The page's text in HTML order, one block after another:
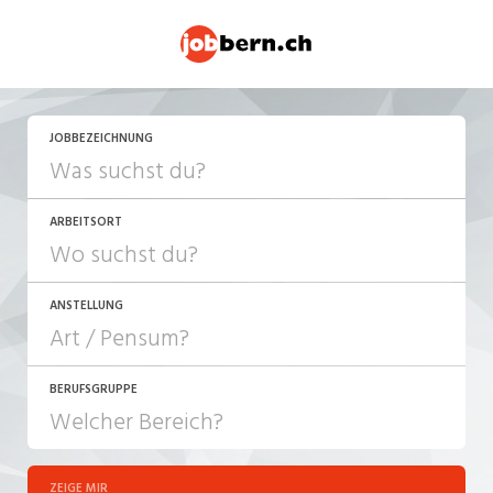
JOBBEZEICHNUNG
ARBEITSORT
ANSTELLUNG
JOB-TYP
Festanstellung
BERUFSGRUPPE
ZEIGE MIR